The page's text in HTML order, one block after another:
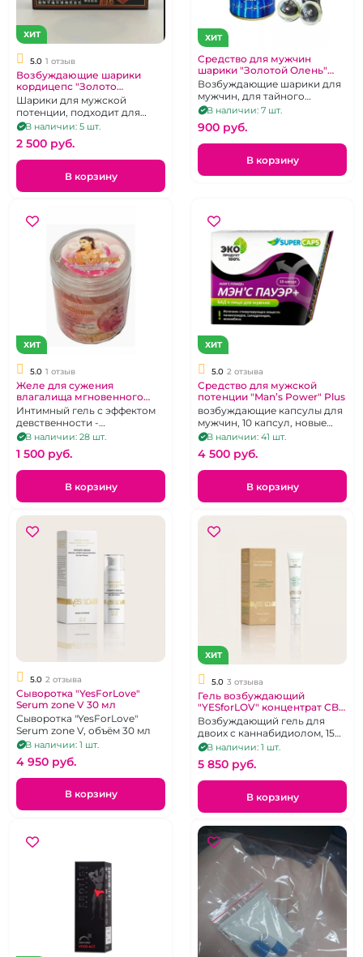
ХИТ
5.0 1 отзыв
Возбуждающие шарики
кордицепс "Золото
Гималаев" 5 шт.
Шарики для мужской
потенции, подходит для
тайного применения, 5 шт.
В наличии: 5 шт.
2 500 pуб.
В корзину
ХИТ
Средство для мужчин
шарики "Золотой Олень"
для тайного применения 1
шт.
Возбуждающие шарики для
мужчин, для тайного
применение, 1 шт.
В наличии: 7 шт.
900 pуб.
В корзину
ХИТ
5.0 1 отзыв
Желе для сужения
влагалища мгновенного
действия "Розовая
женщина"
Интимный гель с эффектом
девственности -
мгновенного действия 20
грамм
В наличии: 28 шт.
1 500 pуб.
В корзину
ХИТ
5.0 2 отзыва
Средство для мужcкой
потенции "Man’s Power" Plus
возбуждающие капсулы для
мужчин, 10 капсул, новые
сертификаты
В наличии: 41 шт.
4 500 pуб.
В корзину
5.0 2 отзыва
Сыворотка "YesForLove"
Serum zone V 30 мл
Сыворотка "YesForLove"
Serum zone V, объём 30 мл
В наличии: 1 шт.
4 950 pуб.
В корзину
ХИТ
5.0 3 отзыва
Гель возбуждающий
"YESforLOV" концентрат CBD
15 мл
Возбуждающий гель для
двоих с каннабидиолом, 15
млВ наличии: 1 шт.
5 850 pуб.
В корзину